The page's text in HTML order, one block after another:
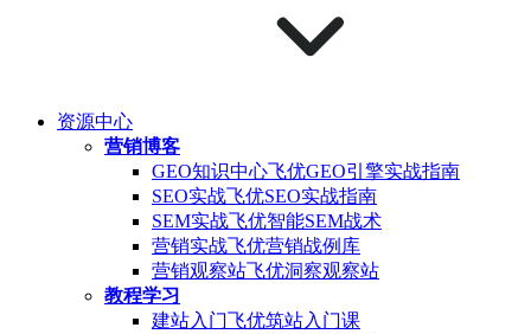
资源中心
营销博客
GEO知识中心飞优GEO引擎实战指南
SEO实战飞优SEO实战指南
SEM实战飞优智能SEM战术
营销实战飞优营销战例库
营销观察站飞优洞察观察站
教程学习
建站入门飞优筑站入门课